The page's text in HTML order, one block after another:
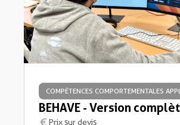
COMPÉTENCES COMPORTEMENTALES
BEHAVE - Version
Prix sur devis